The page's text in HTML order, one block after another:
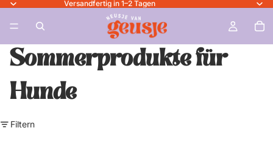
Versandfertig in 1–2 Tagen
Sommerprodukte für
Hunde
Filtern